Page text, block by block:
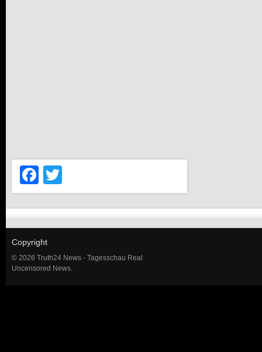
Facebook
Copyright
© 2026 Truth24 News - Tagesschau Real
Uncensored News.